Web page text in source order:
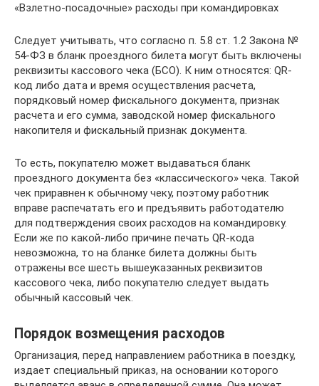
«Взлетно-посадочные» расходы при командировках
Следует учитывать, что согласно п. 5.8 ст. 1.2 Закона №
54-ФЗ в бланк проездного билета могут быть включены
реквизиты кассового чека (БСО). К ним относятся: QR-
код либо дата и время осуществления расчета,
порядковый номер фискального документа, признак
расчета и его сумма, заводской номер фискального
накопителя и фискальный признак документа.
То есть, покупателю может выдаваться бланк
проездного документа без «классического» чека. Такой
чек приравнен к обычному чеку, поэтому работник
вправе распечатать его и предъявить работодателю
для подтверждения своих расходов на командировку.
Если же по какой-либо причине печать QR-кода
невозможна, то на бланке билета должны быть
отражены все шесть вышеуказанных реквизитов
кассового чека, либо покупателю следует выдать
обычный кассовый чек.
Порядок возмещения расходов
Организация, перед направлением работника в поездку,
издает специальный приказ, на основании которого